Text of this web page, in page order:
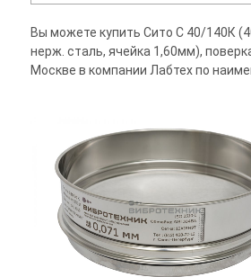
Вы можете купить Сито С 40/140К
нерж. сталь, ячейка 1,60мм),
Москве в компании Лабтех по